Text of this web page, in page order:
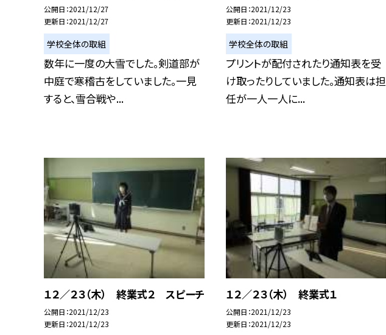
公開日 2021/12/27
更新日 2021/12/27
学校全体の取組
数年に一度の大雪でした。剣道部が
中庭で寒稽古をしていました。一見
すると、雪合戦や...
公開日 2021/12/23
更新日 2021/12/23
学校全体の取組
プリントが配付されたり通知表を受
け取ったりしていました。通知表は担
任が一人一人に...
１２／２３（木） 終業式２ スピーチ
公開日 2021/12/23
更新日 2021/12/23
１２／２３（木） 終業式１
公開日 2021/12/23
更新日 2021/12/23